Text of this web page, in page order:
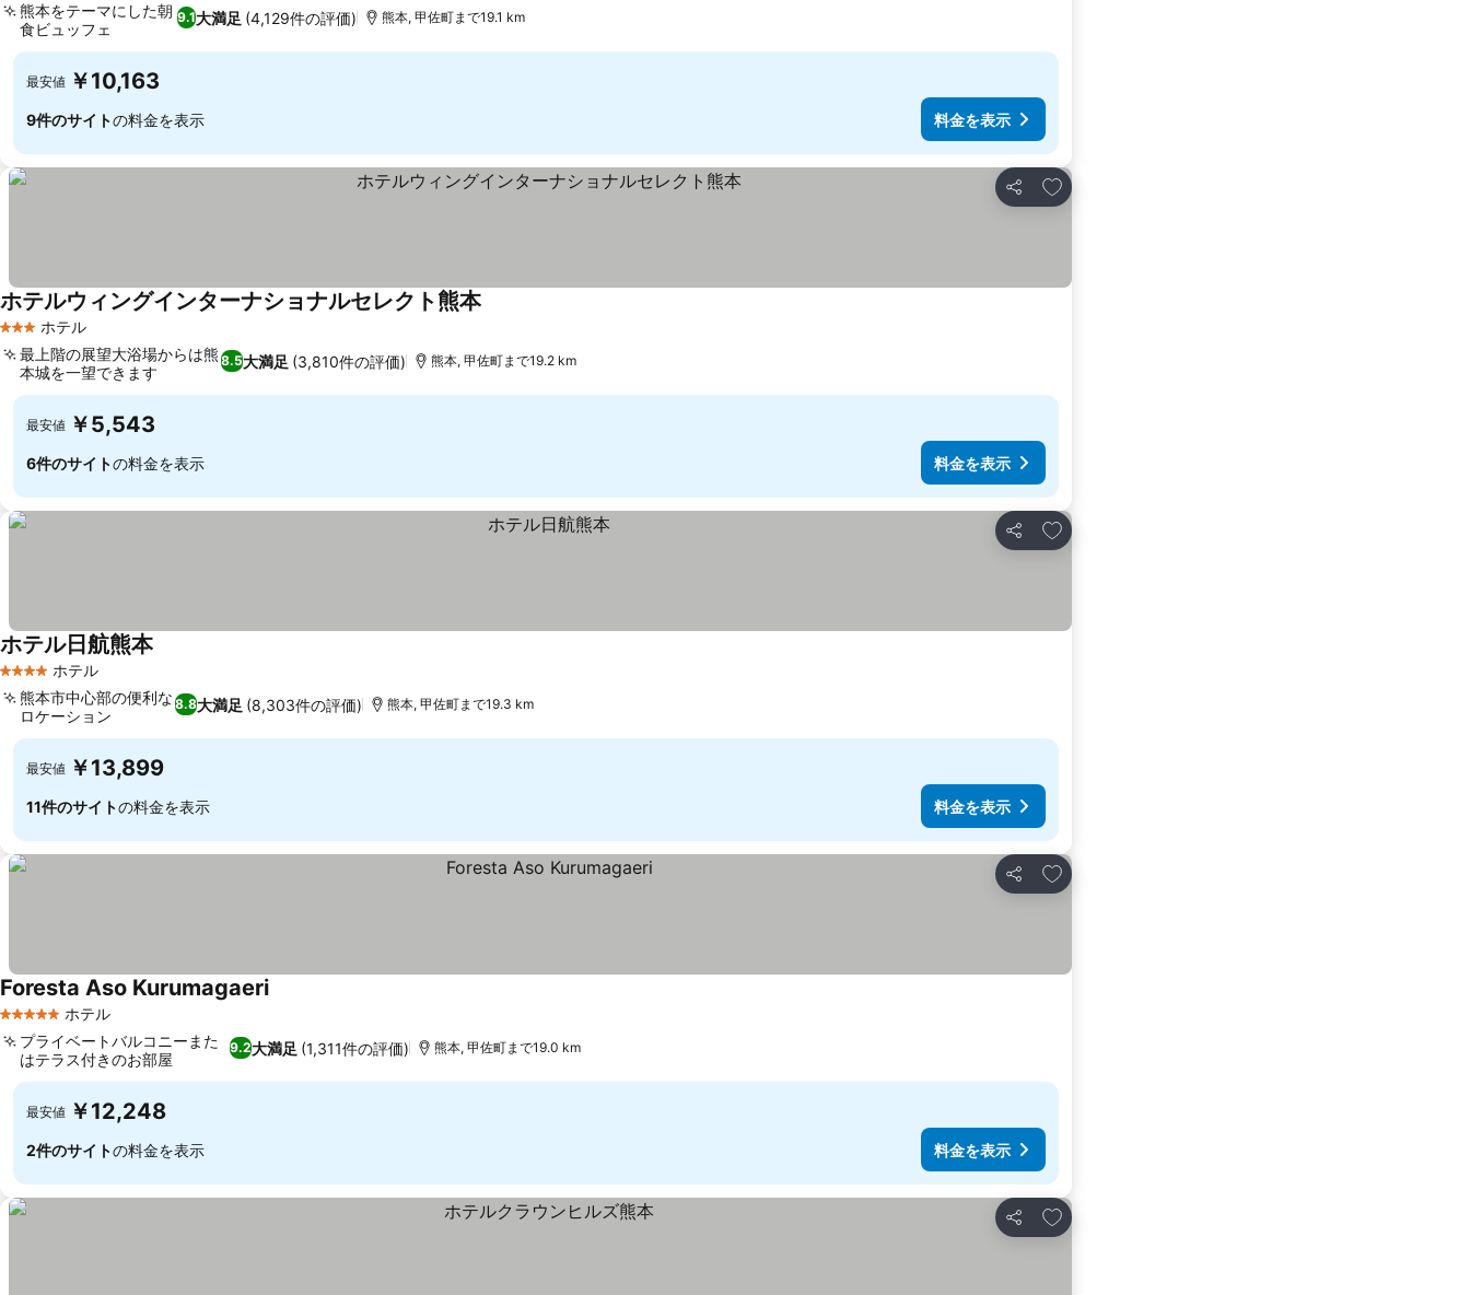
9.1大満足 (4,129件の評価)
熊本をテーマにした朝
食ビュッフェ
熊本, 甲佐町まで19.1 km
最安値 ￥10,163
9件のサイトの料金を表示 料金を表示
シェア
お気に入りに追加
3 ホテルのランク
ホテル
ホテルウィングインターナショナルセレクト熊本
8.5大満足 (3,810件の評価)
最上階の展望大浴場からは熊
本城を一望できます
熊本, 甲佐町まで19.2 km
最安値 ￥5,543
6件のサイトの料金を表示 料金を表示
シェア
お気に入りに追加
4 ホテルのランク
ホテル
ホテル日航熊本
8.8大満足 (8,303件の評価)
熊本市中心部の便利な
ロケーション
熊本, 甲佐町まで19.3 km
最安値 ￥13,899
11件のサイトの料金を表示 料金を表示
シェア
お気に入りに追加
5 ホテルのランク
ホテル
Foresta Aso Kurumagaeri
9.2大満足 (1,311件の評価)
プライベートバルコニーまた
はテラス付きのお部屋
熊本, 甲佐町まで19.0 km
最安値 ￥12,248
2件のサイトの料金を表示 料金を表示
シェア
お気に入りに追加